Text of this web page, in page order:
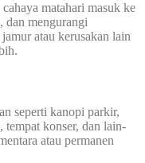
matahari masuk ke
dan mengurangi
atau kerusakan lain
seperti kanopi parkir,
tempat konser, dan lain-
atau permanen